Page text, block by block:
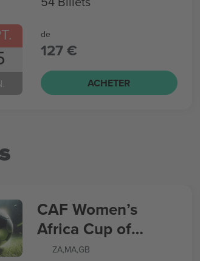
de
127 €
ACHETER
CAF Women’s
Africa Cup of
Nations
ZA,MA,GB